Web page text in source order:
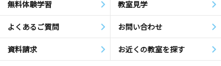
無料体験学習 教室見学
よくあるご質問 お問い合わせ
資料請求 お近くの教室を探す